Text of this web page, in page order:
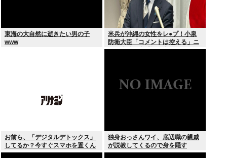
東海の大自然に逝きたい男の子
www
米兵が沖縄の女性をレ●プ！小泉
防衛大臣「コメントは控える」ニ
ュー速愛国者「辺野古！」
お前ら、「デジタルデトックス」
してるか？今すぐスマホを置くん
だ。
独身おっさんワイ、底辺職の親戚
が説教してくるので身を隠す